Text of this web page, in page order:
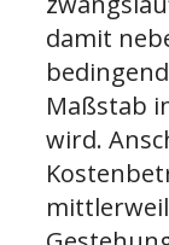
damit
Maßstab
wird.